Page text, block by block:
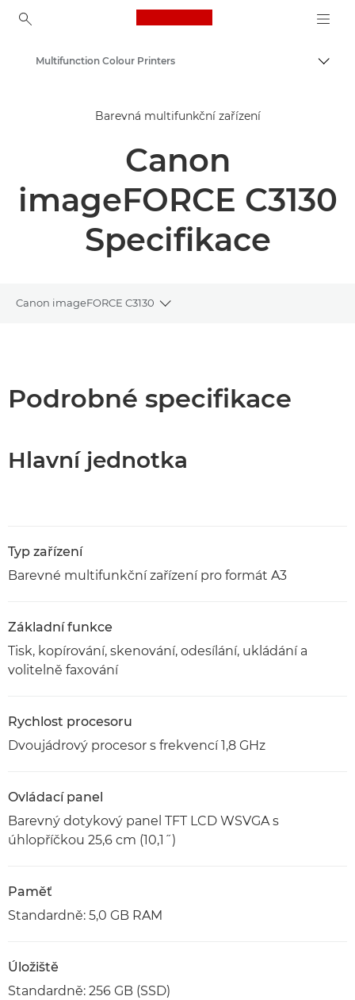
Canon Logo, back to
Řešení a služby
Multifunkční tiskárny – multifunkční tiskárny
Multifunction Colour Printers
Barevná multifunkční zařízení
Canon
imageFORCE C3130
Specifikace
Canon imageFORCE C3130
Toggle breadcrumbs
Stažení souboru PDF
Podrobné specifikace
Hlavní jednotka
Typ zařízení
Barevné multifunkční zařízení pro formát A3
Základní funkce
Tisk, kopírování, skenování, odesílání, ukládání a
volitelně faxování
Rychlost procesoru
Dvoujádrový procesor s frekvencí 1,8 GHz
Ovládací panel
Barevný dotykový panel TFT LCD WSVGA s
úhlopříčkou 25,6 cm (10,1˝)
Paměť
Standardně: 5,0 GB RAM
Úložiště
Standardně: 256 GB (SSD)